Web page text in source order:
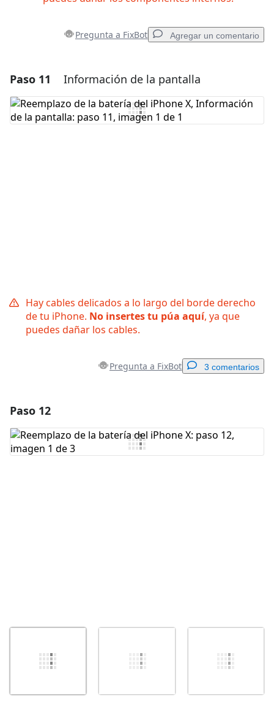
Pregunta a FixBot Agregar un comentario
Agregar un comentario
Agregar Comentario
Paso 11 Información de la pantalla
Hay cables delicados a lo largo del borde derecho
de tu iPhone. No insertes tu púa aquí, ya que
puedes dañar los cables.
Pregunta a FixBot 3 comentarios
Agregar Comentario
Paso 12